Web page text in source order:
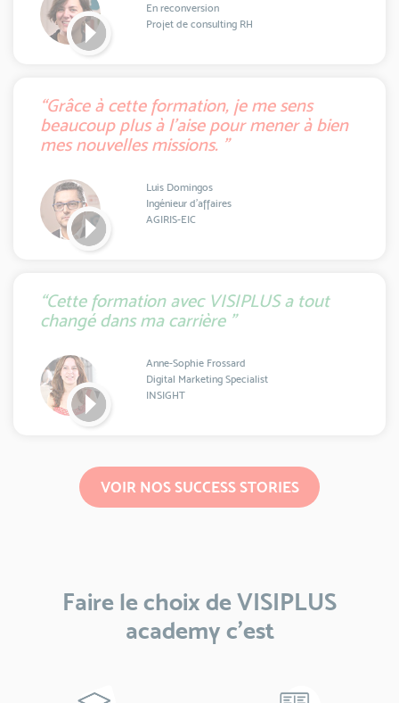
En reconversion
Projet de consulting RH
“Grâce à cette formation, je me sens
beaucoup plus à l'aise pour mener à bien
mes nouvelles missions. ”
Luis Domingos
Ingénieur d'affaires
AGIRIS-EIC
“Cette formation avec VISIPLUS a tout
changé dans ma carrière ”
Anne-Sophie Frossard
Digital Marketing Specialist
INSIGHT
VOIR NOS SUCCESS STORIES
Faire le choix de VISIPLUS
academy c’est